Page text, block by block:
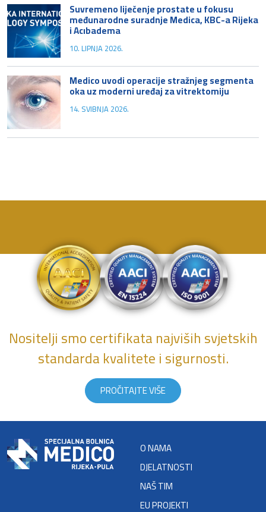
Suvremeno liječenje prostate u fokusu
međunarodne suradnje Medica, KBC-a Rijeka
i Acıbadema
10. LIPNJA 2026.
Medico uvodi operacije stražnjeg segmenta
oka uz moderni uređaj za vitrektomiju
14. SVIBNJA 2026.
Nositelji smo certifikata najviših svjetskih
standarda kvalitete i sigurnosti.
PROČITAJTE VIŠE
O NAMA
DJELATNOSTI
NAŠ TIM
EU PROJEKTI